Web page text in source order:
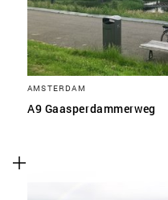
AMSTERDAM
A9 Gaasperdammerweg